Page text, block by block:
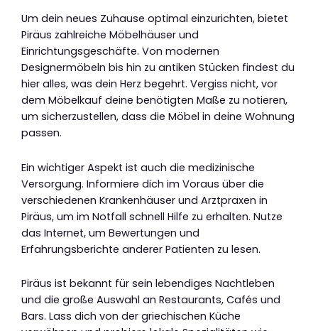
Um dein neues Zuhause optimal einzurichten, bietet
Piräus zahlreiche Möbelhäuser und
Einrichtungsgeschäfte. Von modernen
Designermöbeln bis hin zu antiken Stücken findest du
hier alles, was dein Herz begehrt. Vergiss nicht, vor
dem Möbelkauf deine benötigten Maße zu notieren,
um sicherzustellen, dass die Möbel in deine Wohnung
passen.
Ein wichtiger Aspekt ist auch die medizinische
Versorgung. Informiere dich im Voraus über die
verschiedenen Krankenhäuser und Arztpraxen in
Piräus, um im Notfall schnell Hilfe zu erhalten. Nutze
das Internet, um Bewertungen und
Erfahrungsberichte anderer Patienten zu lesen.
Piräus ist bekannt für sein lebendiges Nachtleben
und die große Auswahl an Restaurants, Cafés und
Bars. Lass dich von der griechischen Küche